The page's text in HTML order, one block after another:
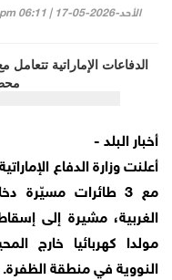
الأحد-2026-05-17 | 06:11 pm
أخبار البلد -
أعلنت وزارة الدفاع
مع 3 طائرات مسيّرة
الغربية، مشيرة إلى
مولدا كهربائيا خارج
النووية في منطقة الظفرة.